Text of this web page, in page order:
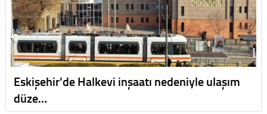
Eskişehir'de Halkevi inşaatı nedeniyle ulaşım
düze…